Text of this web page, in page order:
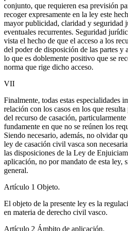
conjunto, que requieren esa previsión
recoger expresamente en la ley este
mayor publicidad, claridad y seguridad
eventuales recurrentes. Seguridad
vista el hecho de que el acceso a los
del poder de disposición de las partes
lo que es doblemente positivo que se
norma que rige dicho acceso.
VII
Finalmente, todas estas especialidades
relación con los casos en los que
del recurso de casación,
fundamente en que no se reúnen los
Siendo necesario, además, no olvidar
ley de casación civil vasca son
las disposiciones de la Ley de
aplicación, no por mandato de esta ley,
general.
Artículo 1 Objeto.
El objeto de la presente ley es la
en materia de derecho civil vasco.
Artículo 2 Ámbito de aplicación.